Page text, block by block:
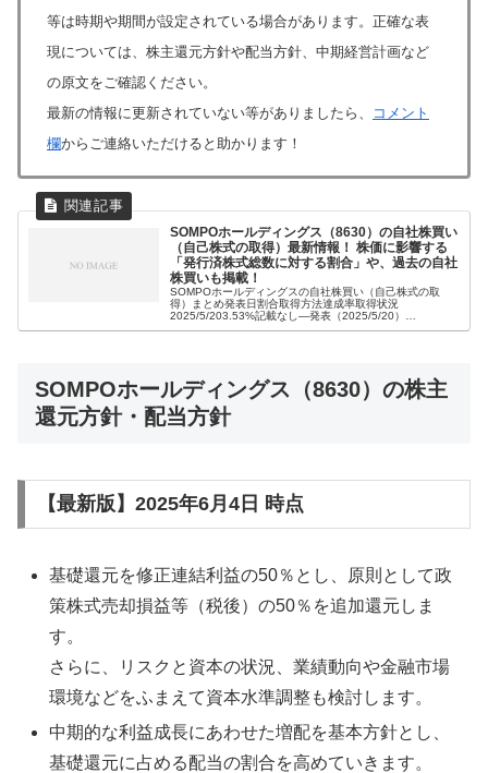
等は時期や期間が設定されている場合があります。正確な表
現については、株主還元方針や配当方針、中期経営計画など
の原文をご確認ください。
最新の情報に更新されていない等がありましたら、
コメント
欄からご連絡いただけると助かります！
SOMPOホールディングス（8630）の自社株買い
（自己株式の取得）最新情報！ 株価に影響する
「発行済株式総数に対する割合」や、過去の自社
株買いも掲載！
SOMPOホールディングスの自社株買い（自己株式の取
得）まとめ発表日割合取得方法達成率取得状況
2025/5/203.53%記載なし―発表（2025/5/20）
SOMPOホールディングス（8630）の株主
還元方針・配当方針
【最新版】2025年6月4日 時点
基礎還元を修正連結利益の50％とし、原則として政
策株式売却損益等（税後）の50％を追加還元しま
す。
さらに、リスクと資本の状況、業績動向や金融市場
環境などをふまえて資本水準調整も検討します。
中期的な利益成長にあわせた増配を基本方針とし、
基礎還元に占める配当の割合を高めていきます。